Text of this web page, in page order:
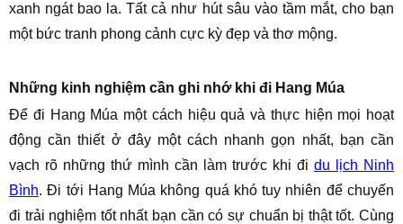
xanh ngát bao la. Tất cả như hút sâu vào tầm mắt, cho bạn
một bức tranh phong cảnh cực kỳ đẹp và thơ mộng.
Những kinh nghiệm cần ghi nhớ khi đi Hang Múa
Để đi Hang Múa một cách hiệu quả và thực hiện mọi hoạt
động cần thiết ở đây một cách nhanh gọn nhất, bạn cần
vạch rõ những thứ mình cần làm trước khi đi du lịch Ninh
Bình. Đi tới Hang Múa không quá khó tuy nhiên để chuyến
đi trải nghiệm tốt nhất bạn cần có sự chuẩn bị thật tốt. Cùng